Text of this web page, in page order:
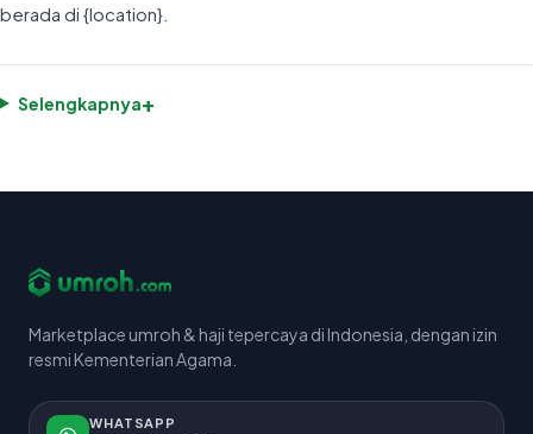
berada di {location}.
Selengkapnya+
Marketplace umroh & haji tepercaya di Indonesia, dengan izin
resmi Kementerian Agama.
WHATSAPP